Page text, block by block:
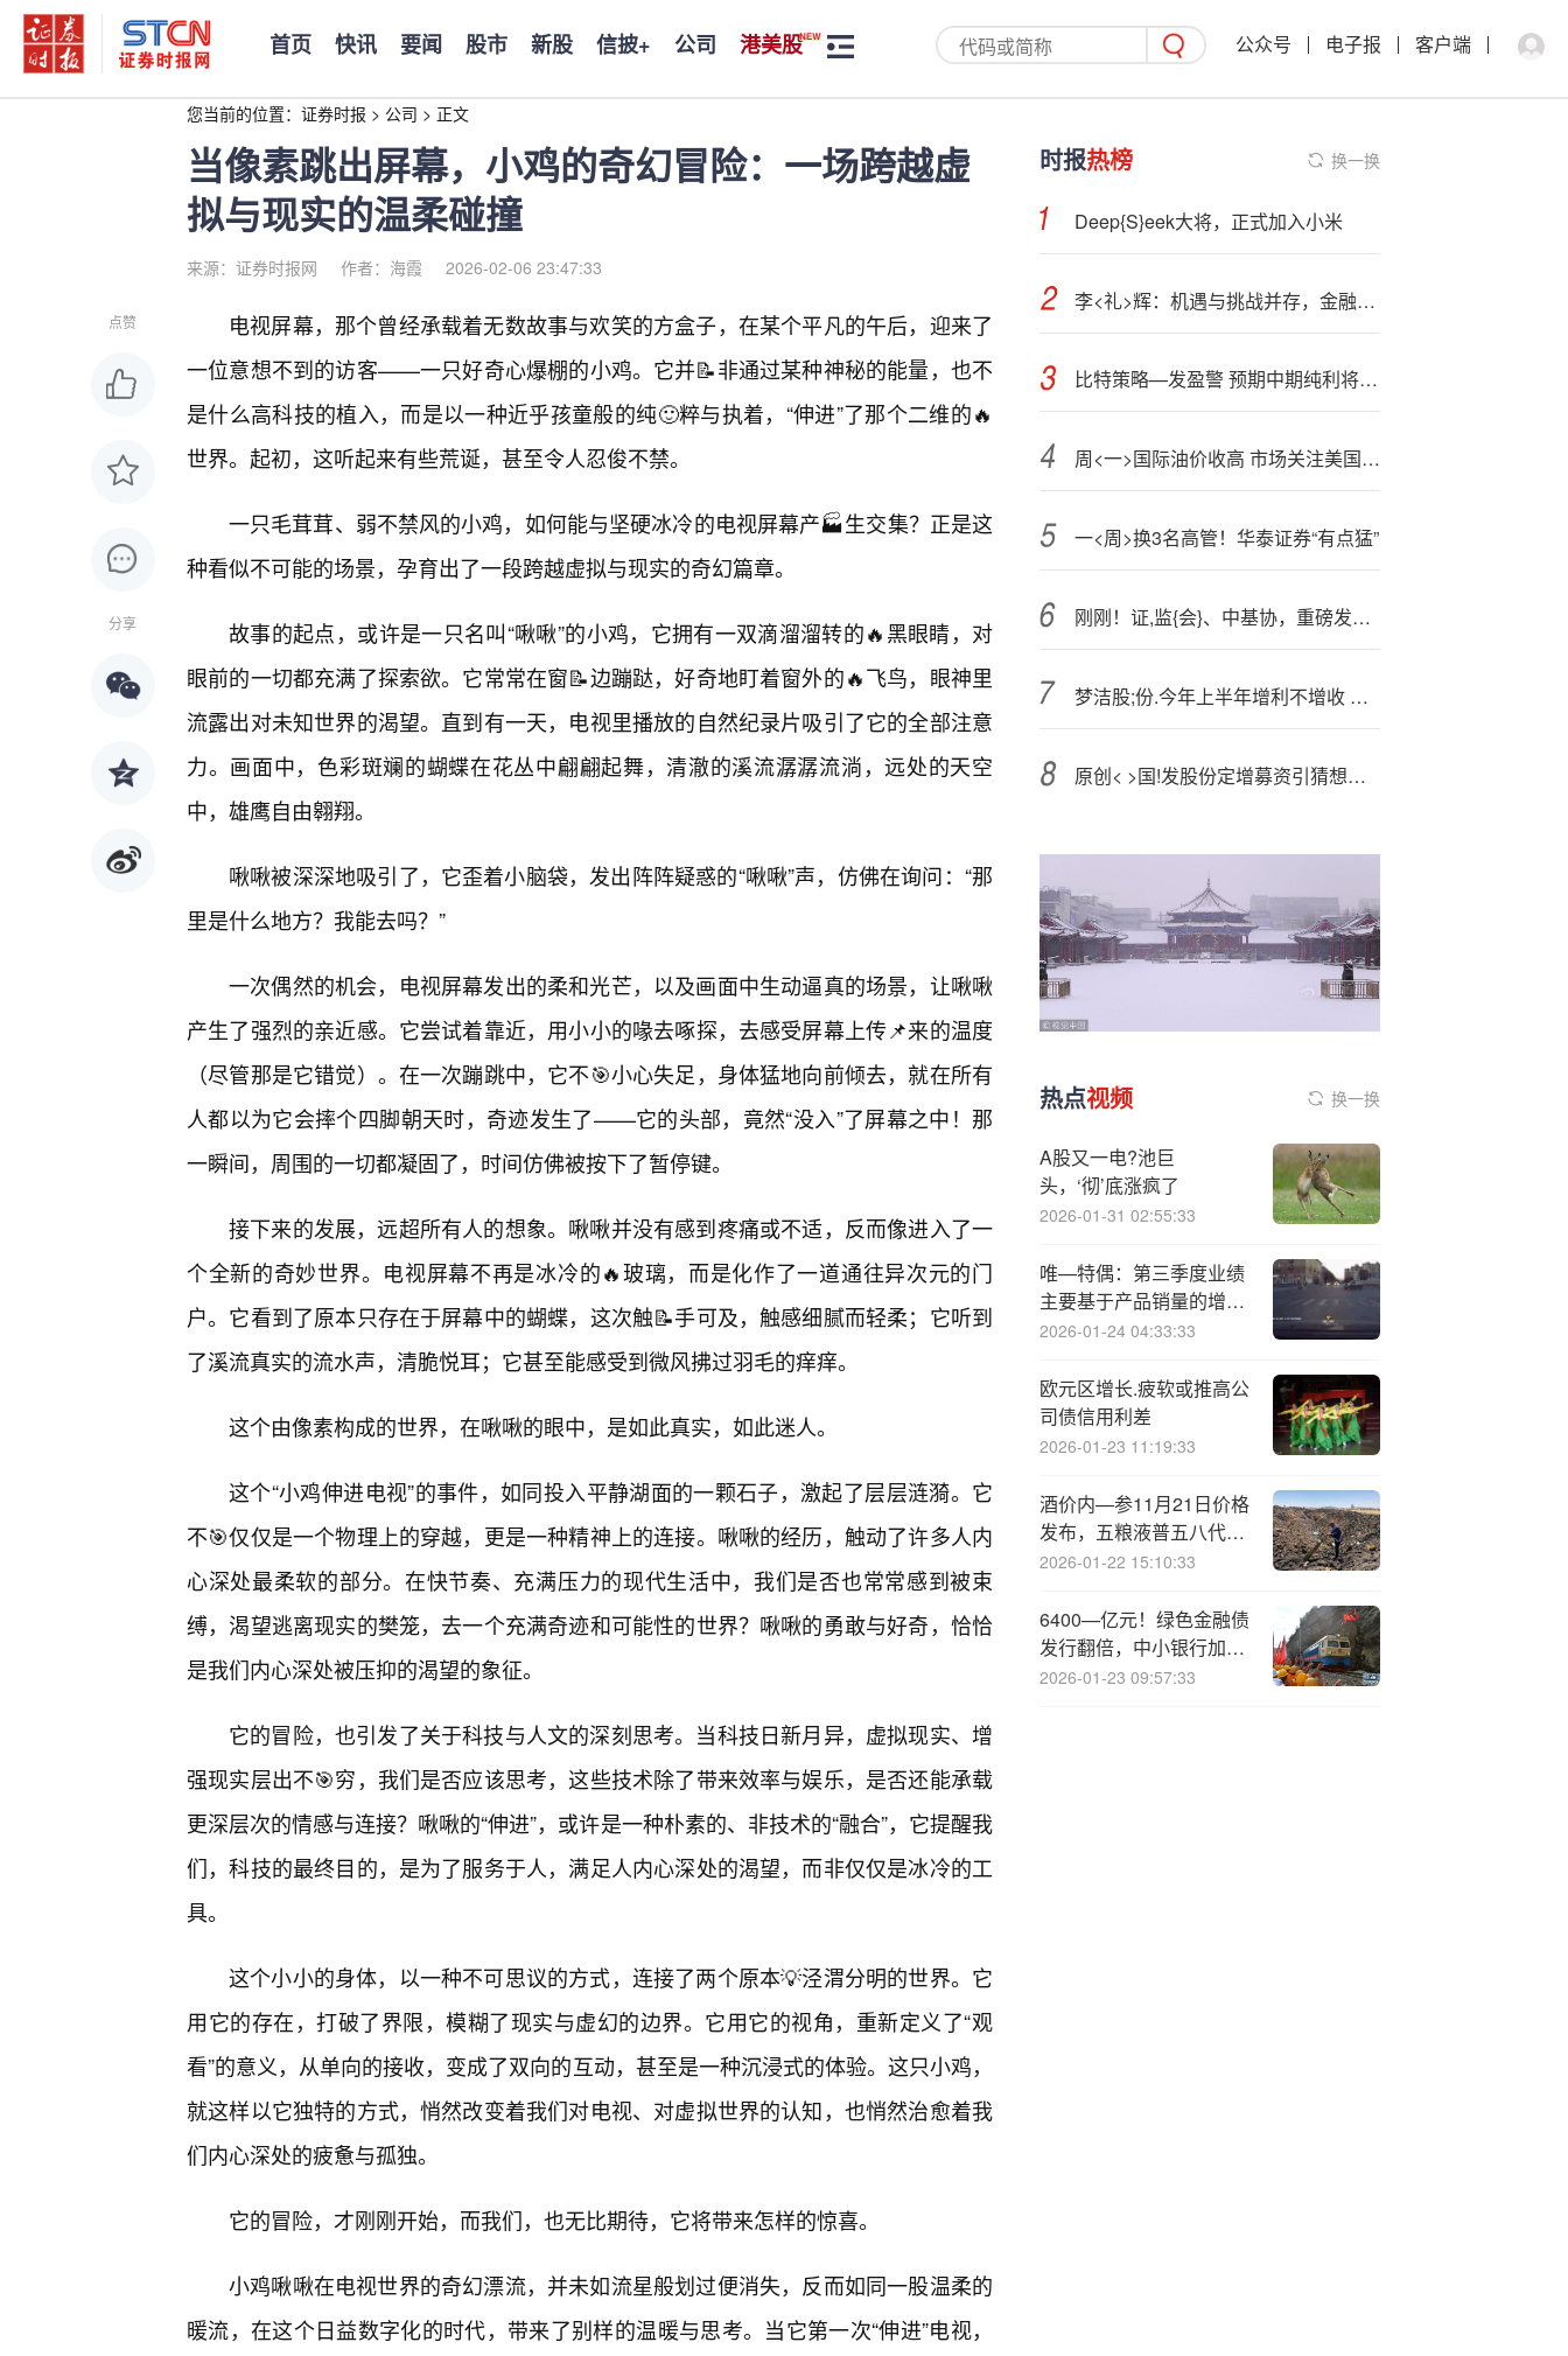
首页 快讯 要闻 股市 新股 信披+ 公司 港美股 公众号 电子报 客户端
您当前的位置： 证券时报 > 公司 > 正文
当像素跳出屏幕，小鸡的奇幻冒险：一场跨越虚
拟与现实的温柔碰撞
来源：证券时报网 作者：海霞 2026-02-06 23:47:33
点赞
分享
电视屏幕，那个曾经承载着无数故事与欢笑的方盒子，在某个平凡的午后，迎来了
一位意想不到的访客——一只好奇心爆棚的小鸡。它并📝非通过某种神秘的能量，也不
是什么高科技的植入，而是以一种近乎孩童般的纯🙂粹与执着，“伸进”了那个二维的🔥
世界。起初，这听起来有些荒诞，甚至令人忍俊不禁。
一只毛茸茸、弱不禁风的小鸡，如何能与坚硬冰冷的电视屏幕产🏭生交集？正是这
种看似不可能的场景，孕育出了一段跨越虚拟与现实的奇幻篇章。
故事的起点，或许是一只名叫“啾啾”的小鸡，它拥有一双滴溜溜转的🔥黑眼睛，对
眼前的一切都充满了探索欲。它常常在窗📝边蹦跶，好奇地盯着窗外的🔥飞鸟，眼神里
流露出对未知世界的渴望。直到有一天，电视里播放的自然纪录片吸引了它的全部注意
力。画面中，色彩斑斓的蝴蝶在花丛中翩翩起舞，清澈的溪流潺潺流淌，远处的天空
中，雄鹰自由翱翔。
啾啾被深深地吸引了，它歪着小脑袋，发出阵阵疑惑的“啾啾”声，仿佛在询问：“那
里是什么地方？我能去吗？”
一次偶然的机会，电视屏幕发出的柔和光芒，以及画面中生动逼真的场景，让啾啾
产生了强烈的亲近感。它尝试着靠近，用小小的喙去啄探，去感受屏幕上传📌来的温度
（尽管那是它错觉）。在一次蹦跳中，它不🎯小心失足，身体猛地向前倾去，就在所有
人都以为它会摔个四脚朝天时，奇迹发生了——它的头部，竟然“没入”了屏幕之中！那
一瞬间，周围的一切都凝固了，时间仿佛被按下了暂停键。
接下来的发展，远超所有人的想象。啾啾并没有感到疼痛或不适，反而像进入了一
个全新的奇妙世界。电视屏幕不再是冰冷的🔥玻璃，而是化作了一道通往异次元的门
户。它看到了原本只存在于屏幕中的蝴蝶，这次触📝手可及，触感细腻而轻柔；它听到
了溪流真实的流水声，清脆悦耳；它甚至能感受到微风拂过羽毛的痒痒。
这个由像素构成的世界，在啾啾的眼中，是如此真实，如此迷人。
这个“小鸡伸进电视”的事件，如同投入平静湖面的一颗石子，激起了层层涟漪。它
不🎯仅仅是一个物理上的穿越，更是一种精神上的连接。啾啾的经历，触动了许多人内
心深处最柔软的部分。在快节奏、充满压力的现代生活中，我们是否也常常感到被束
缚，渴望逃离现实的樊笼，去一个充满奇迹和可能性的世界？啾啾的勇敢与好奇，恰恰
是我们内心深处被压抑的渴望的象征。
它的冒险，也引发了关于科技与人文的深刻思考。当科技日新月异，虚拟现实、增
强现实层出不🎯穷，我们是否应该思考，这些技术除了带来效率与娱乐，是否还能承载
更深层次的情感与连接？啾啾的“伸进”，或许是一种朴素的、非技术的“融合”，它提醒我
们，科技的最终目的，是为了服务于人，满足人内心深处的渴望，而非仅仅是冰冷的工
具。
这个小小的身体，以一种不可思议的方式，连接了两个原本💡泾渭分明的世界。它
用它的存在，打破了界限，模糊了现实与虚幻的边界。它用它的视角，重新定义了“观
看”的意义，从单向的接收，变成了双向的互动，甚至是一种沉浸式的体验。这只小鸡，
就这样以它独特的方式，悄然改变着我们对电视、对虚拟世界的认知，也悄然治愈着我
们内心深处的疲惫与孤独。
它的冒险，才刚刚开始，而我们，也无比期待，它将带来怎样的惊喜。
小鸡啾啾在电视世界的奇幻漂流，并未如流星般划过便消失，反而如同一股温柔的
暖流，在这个日益数字化的时代，带来了别样的温暖与思考。当它第一次“伸进”电视，
时报热榜 换一换
Deep{S}eek大将，正式加入小米
李<礼>辉：机遇与挑战并存，金融深度智能化必须把握正确价值取向与选择偏好
比特策略—发盈警 预期中期纯利将减少至不少于约467万令吉
周<一>国际油价收高 市场关注美国利率走势与乌克兰和平谈判
一<周>换3名高管！华泰证券“有点猛”
刚刚！证,监{会}、中基协，重磅发布！公募重要文件出炉！
梦洁股;份.今年上半年增利不增收 董事陈洁提出六大问题，公司逐一回应质疑
原创< >国!发股份定增募资引猜想：加码“AI+健康”或跨界布局算力？
热点视频 换一换
A股又一电?池巨
头，‘彻’底涨疯了
2026-01-31 02:55:33
唯—特偶：第三季度业绩
主要基于产品销量的增加
及费用把控策略的有效实
2026-01-24 04:33:33
欧元区增长.疲软或推高公
司债信用利差
2026-01-23 11:19:33
酒价内—参11月21日价格
发布，五粮液普五八代上
涨1元
2026-01-22 15:10:33
6400—亿元！绿色金融债
发行翻倍，中小银行加速
入场
2026-01-23 09:57:33